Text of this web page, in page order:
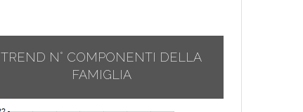
TREND N° COMPONENTI DELLA
FAMIGLIA